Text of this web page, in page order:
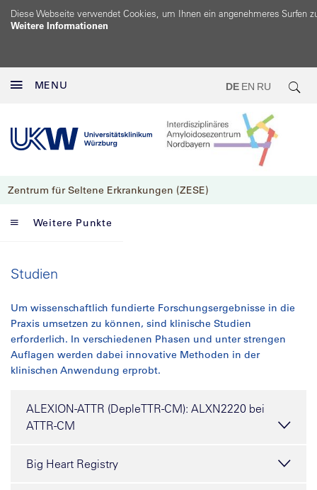
Diese Webseite verwendet Cookies, um Ihnen ein angenehmeres Surfen
Weitere Informationen
MENU DE EN RU
Zentrum für Seltene Erkrankungen (ZESE)
Weitere Punkte
Studien
Um wissenschaftlich fundierte Forschungsergebnisse in die
Praxis umsetzen zu können, sind klinische Studien
erforderlich. In verschiedenen Phasen und unter strengen
Auflagen werden dabei innovative Methoden in der
klinischen Anwendung erprobt.
ALEXION-ATTR (DepleTTR-CM): ALXN2220 bei
ATTR-CM
Big Heart Registry